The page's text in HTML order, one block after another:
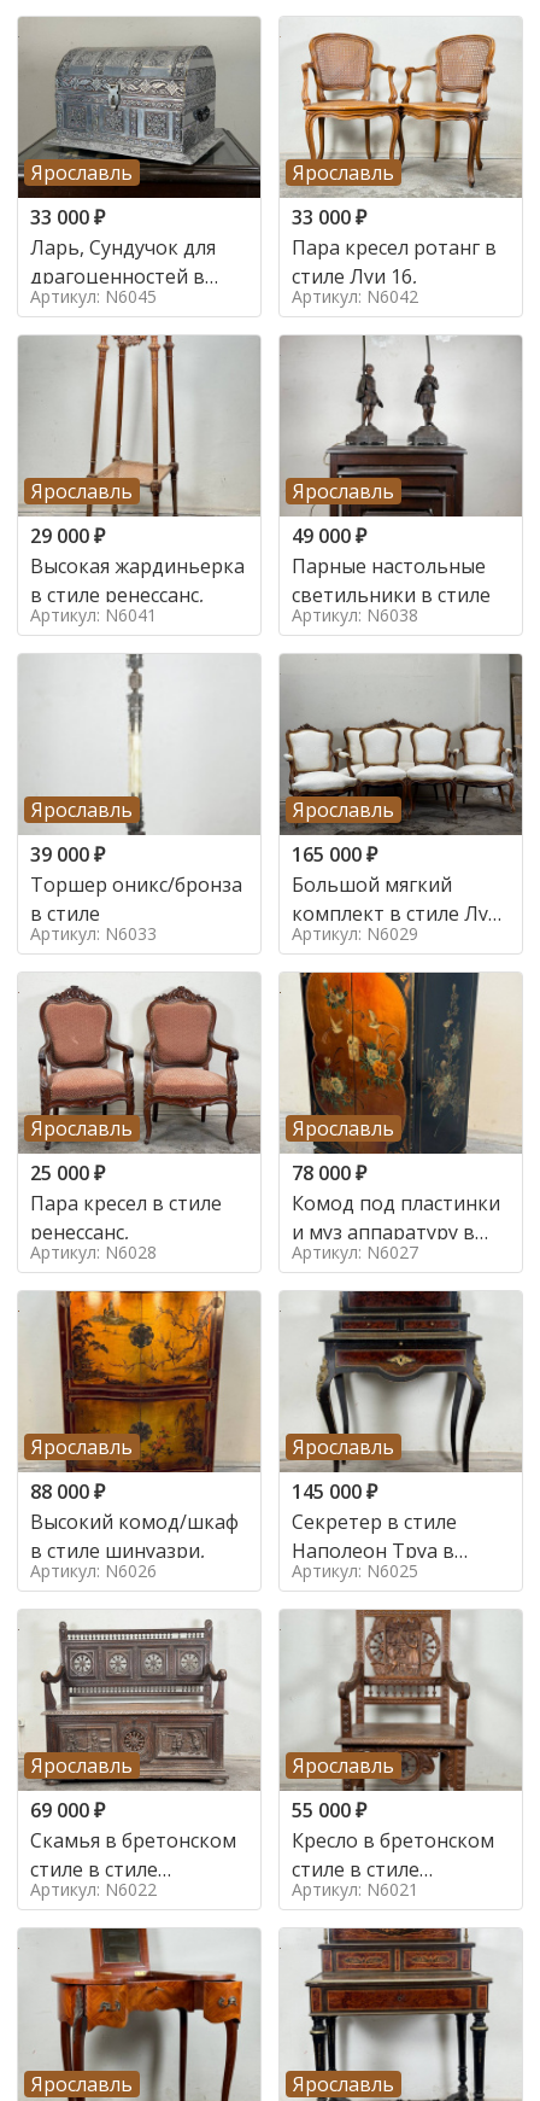
Ярославль
33 000₽
Ларь, Сундучок для
драгоценностей в
стиле
Артикул: N6045
Ярославль
33 000₽
Пара кресел ротанг в
стиле Луи 16,
Артикул: N6042
Ярославль
29 000₽
Высокая жардиньерка
в стиле ренессанс,
Артикул: N6041
Ярославль
49 000₽
Парные настольные
светильники в стиле
Артикул: N6038
Ярославль
39 000₽
Торшер оникс/бронза
в стиле
Артикул: N6033
Ярославль
165 000₽
Большой мягкий
комплект в стиле Луи
в стиле
Артикул: N6029
Ярославль
25 000₽
Пара кресел в стиле
ренессанс,
Артикул: N6028
Ярославль
78 000₽
Комод под пластинки
и муз аппаратуру в
стиле шинуазри,
Артикул: N6027
Ярославль
88 000₽
Высокий комод/шкаф
в стиле шинуазри,
Артикул: N6026
Ярославль
145 000₽
Секретер в стиле
Наполеон Труа в
стиле 19 век
Артикул: N6025
Ярославль
69 000₽
Скамья в бретонском
стиле в стиле
Артикул: N6022
Ярославль
55 000₽
Кресло в бретонском
стиле в стиле
Артикул: N6021
Ярославль
Ярославль